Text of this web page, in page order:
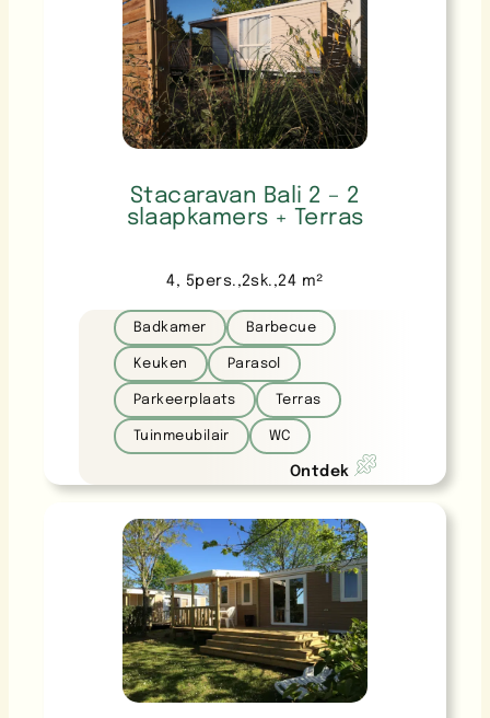
Stacaravan Bali 2 – 2
slaapkamers + Terras
4, 5pers. ,2sk. ,24 m²
Badkamer Barbecue
Keuken Parasol
Parkeerplaats Terras
Tuinmeubilair WC
Ontdek